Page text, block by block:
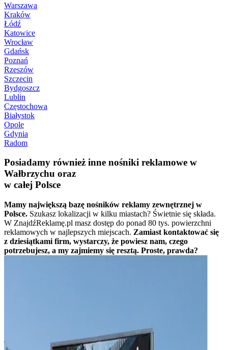
Warszawa
Kraków
Łódź
Katowice
Wrocław
Gdańsk
Poznań
Rzeszów
Szczecin
Bydgoszcz
Lublin
Częstochowa
Białystok
Opole
Gdynia
Radom
Posiadamy również inne nośniki reklamowe w
Wałbrzychu oraz
w całej Polsce
Mamy największą bazę nośników reklamy zewnętrznej w
Polsce. Szukasz lokalizacji w kilku miastach? Świetnie się składa.
W ZnajdźReklamę.pl masz dostęp do ponad 80 tys. powierzchni
reklamowych w najlepszych miejscach. Zamiast kontaktować się
z dziesiątkami firm, wystarczy, że powiesz nam, czego
potrzebujesz, a my zajmiemy się resztą. Proste, prawda?